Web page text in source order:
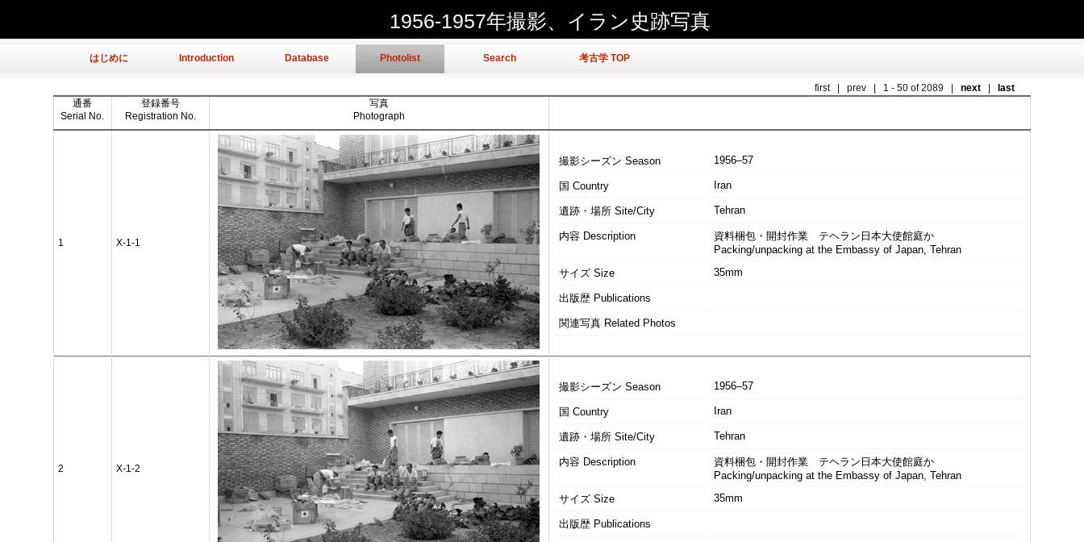
1956-1957年撮影、イラン史跡写真
はじめに Introduction Database Photolist Search 考古学 TOP
first| prev| 1 - 50 of 2089 next|
last
通番
Serial No.
登録番号
Registration No.
写真
Photograph
1 X-1-1
撮影シーズン Season 1956–57
国 Country Iran
遺跡・場所 Site/City Tehran
内容 Description
資料梱包・開封作業 テヘラン日本大使館庭か
Packing/unpacking at the Embassy of Japan, Tehran
サイズ Size
35mm
出版歴 Publications
関連写真 Related Photos
2 X-1-2
撮影シーズン Season 1956–57
国 Country Iran
遺跡・場所 Site/City Tehran
内容 Description
資料梱包・開封作業 テヘラン日本大使館庭か
Packing/unpacking at the Embassy of Japan, Tehran
サイズ Size
35mm
出版歴 Publications